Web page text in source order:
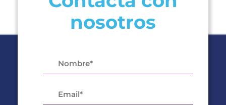
nosotros